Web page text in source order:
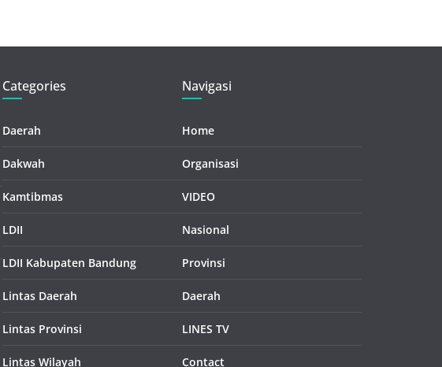
Categories
Daerah
Dakwah
Kamtibmas
LDII
LDII Kabupaten Bandung
Lintas Daerah
Lintas Provinsi
Lintas Wilayah
Navigasi
Home
Organisasi
VIDEO
Nasional
Provinsi
Daerah
LINES TV
Contact